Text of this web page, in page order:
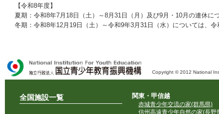
【令和8年度】
夏期：令和8年7月18日（土）～8月31日（月）及び9月・10月の連休に
冬期：令和8年12月19日（土）～令和9年3月31日（水）については、
Copyright © 2012 National
全国施設一覧 関東・甲信越
赤城青少年交流の家(群馬県)
信州高遠青少年自然の家(長野